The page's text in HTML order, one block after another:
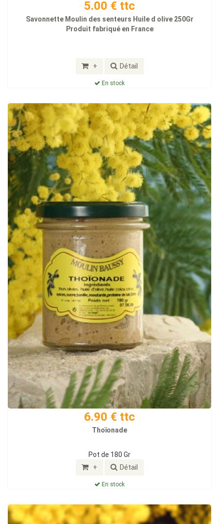
5.00 € ttc
Savonnette Moulin des senteurs Huile d olive 250Gr
Produit fabriqué en France
+ Détail
En stock
6.90 € ttc
Thoïonade
Pot de 180 Gr
+ Détail
En stock